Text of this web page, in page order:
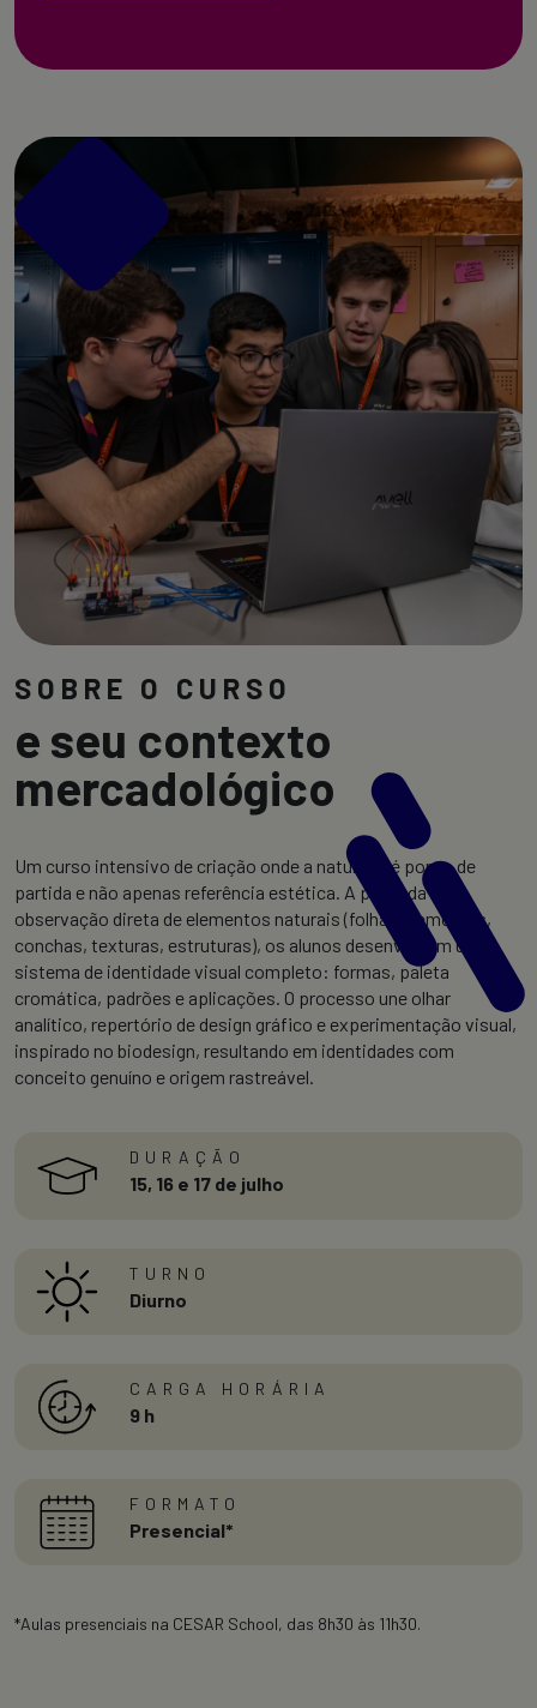
SOBRE O CURSO
e seu contexto
mercadológico
Um curso intensivo de criação onde a natureza é ponto de
partida e não apenas referência estética. A partir da
observação direta de elementos naturais (folhas, sementes,
conchas, texturas, estruturas), os alunos desenvolvem um
sistema de identidade visual completo: formas, paleta
cromática, padrões e aplicações. O processo une olhar
analítico, repertório de design gráfico e experimentação visual,
inspirado no biodesign, resultando em identidades com
conceito genuíno e origem rastreável.
DURAÇÃO
15, 16 e 17 de julho
TURNO
Diurno
CARGA HORÁRIA
9 h
FORMATO
Presencial*
*Aulas presenciais na CESAR School, das 8h30 às 11h30.